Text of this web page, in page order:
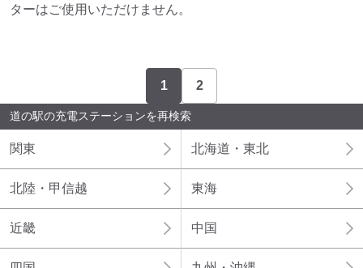
ターはご使用いただけません。
1 2
道の駅の充電ステーションを再検索
関東 北海道・東北
北陸・甲信越 東海
近畿 中国